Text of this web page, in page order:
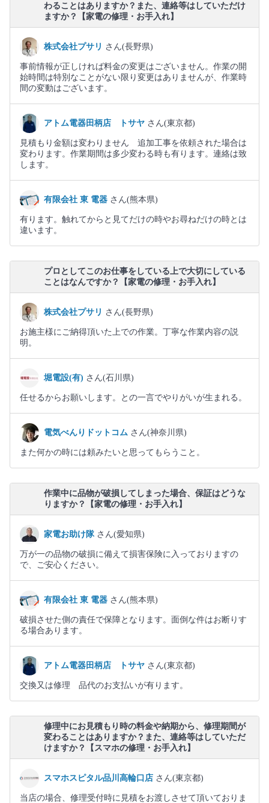
わることはありますか？また、連絡等はしていただけ
ますか？【家電の修理・お手入れ】
株式会社プサリ さん(長野県)
事前情報が正しければ料金の変更はございません。作業の開
始時間は特別なことがない限り変更はありませんが、作業時
間の変動はございます。
アトム電器田柄店 トサヤ さん(東京都)
見積もり金額は変わりません 追加工事を依頼された場合は
変わります。作業期間は多少変わる時も有ります。連絡は致
します。
有限会社 東 電器 さん(熊本県)
有ります。触れてからと見てだけの時やお尋ねだけの時とは
違います。
プロとしてこのお仕事をしている上で大切にしている
ことはなんですか？【家電の修理・お手入れ】
株式会社プサリ さん(長野県)
お施主様にご納得頂いた上での作業。丁寧な作業内容の説
明。
堀電設(有) さん(石川県)
任せるからお願いします。との一言でやりがいが生まれる。
電気べんりドットコム さん(神奈川県)
また何かの時には頼みたいと思ってもらうこと。
作業中に品物が破損してしまった場合、保証はどうな
りますか？【家電の修理・お手入れ】
家電お助け隊 さん(愛知県)
万が一の品物の破損に備えて損害保険に入っておりますの
で、ご安心ください。
有限会社 東 電器 さん(熊本県)
破損させた側の責任で保障となります。面倒な件はお断りす
る場合あります。
アトム電器田柄店 トサヤ さん(東京都)
交換又は修理 品代のお支払いが有ります。
修理中にお見積もり時の料金や納期から、修理期間が
変わることはありますか？また、連絡等はしていただ
けますか？【スマホの修理・お手入れ】
スマホスピタル品川高輪口店 さん(東京都)
当店の場合、修理受付時に見積をお渡しさせて頂いておりま